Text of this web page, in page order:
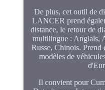
De plus, cet outil de
LANCER prend
distance, le retour de
multilingue : Anglais,
Russe, Chinois. Prend
modèles de
Il convient pour